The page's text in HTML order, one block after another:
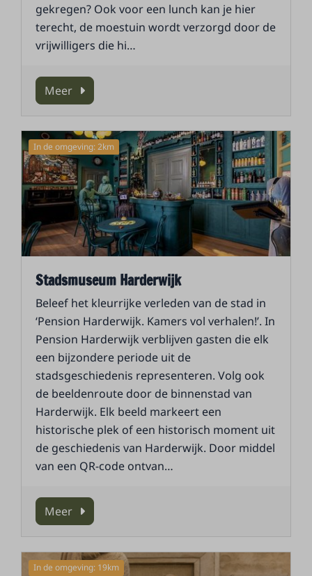
gekregen? Ook voor een lunch kan je hier
terecht, de moestuin wordt verzorgd door de
vrijwilligers die hi…
Meer
In de omgeving: 2km
Stadsmuseum Harderwijk
Beleef het kleurrijke verleden van de stad in
‘Pension Harderwijk. Kamers vol verhalen!’. In
Pension Harderwijk verblijven gasten die elk
een bijzondere periode uit de
stadsgeschiedenis representeren. Volg ook
de beeldenroute door de binnenstad van
Harderwijk. Elk beeld markeert een
historische plek of een historisch moment uit
de geschiedenis van Harderwijk. Door middel
van een QR-code ontvan…
Meer
In de omgeving: 19km